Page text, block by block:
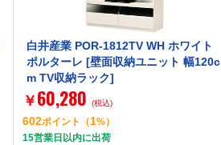
白井産業 POR-1812TV WH ホワイト
ポルターレ [壁面収納ユニット 幅120c
m TV収納ラック]
￥ 60,280 (税込)
602ポイント （1%）
15営業日以内に出荷